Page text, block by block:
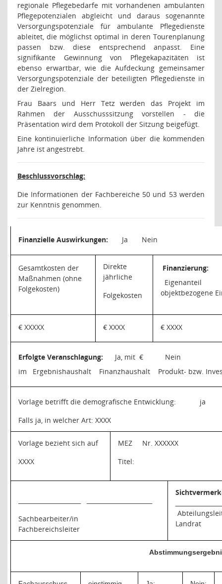
regionale Pflegebedarfe mit vorhandenen ambulanten
Pflegepotenzialen abgleicht und daraus sogenannte
Versorgungspotenziale für ambulante Pflegedienste
ableitet, die möglichst optimal in deren Tourenplanung
passen bzw. diese entsprechend anpasst. Eine
signifikante Gewinnung von Pflegekapazitäten ist
ebenso erwartbar, wie die Aufdeckung gemeinsamer
Versorgungspotenziale der beteiligten Pflegedienste in
der Zielregion.
Frau Baars und Herr Tetz werden das Projekt im
Rahmen der Ausschusssitzung vorstellen - die
Präsentation wird dem Protokoll der Sitzung beigefügt.
Eine kontinuierliche Information über die kommenden
Jahre ist angestrebt.
Beschlussvorschlag:
Die Informationen der Fachbereiche 50 und 53 werden
zur Kenntnis genommen.
Finanzielle Auswirkungen: Ja Nein
Gesamtkosten der
Maßnahmen (ohne
Folgekosten)
Direkte
jährliche
Folgekosten
Finanzierung:
Eigenanteil
objektbezogene
€ XXXXX € XXXX € XXXX
Erfolgte Veranschlagung: Ja, mit €
Nein
im
Ergebnishaushalt Finanzhaushalt Produkt- bzw.
Vorlage betrifft die demografische Entwicklung:
ja
Falls ja, in welcher Art: XXXX
Vorlage bezieht sich auf
XXXX
MEZ
Nr. XXXXXX
Titel:
Sachbearbeiter/in
Fachbereichsleiter
Landrat